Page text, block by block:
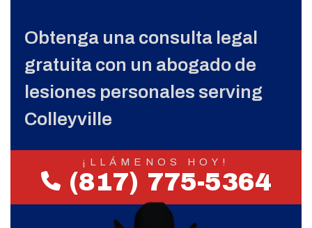
Obtenga una consulta legal
gratuita con un abogado de
lesiones personales serving
Colleyville
¡LLÁMENOS HOY!
(817) 775-5364